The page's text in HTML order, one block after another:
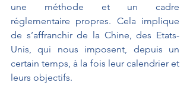
une méthode et un cadre
réglementaire propres. Cela implique
de s’affranchir de la Chine, des Etats-
Unis, qui nous imposent, depuis un
certain temps, à la fois leur calendrier et
leurs objectifs.